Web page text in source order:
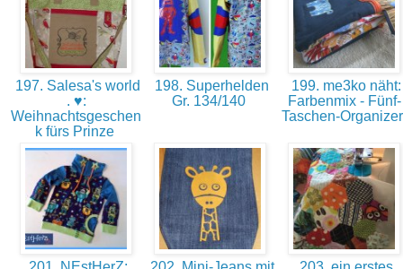
197. Salesa's world
. ♥:
Weihnachtsgeschen
k fürs Prinze
198. Superhelden
Gr. 134/140
199. me3ko näht:
Farbenmix - Fünf-
Taschen-